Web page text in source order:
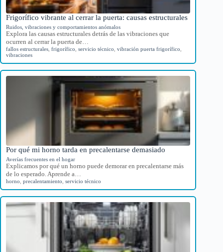
Frigorífico vibrante al cerrar la puerta: causas estructurales
Ruidos, vibraciones y comportamientos anómalos
Explora las causas estructurales detrás de las vibraciones que
ocurren al cerrar la puerta de…
fallos estructurales frigorífico servicio técnico vibración puerta frigorífico
vibraciones
Por qué mi horno tarda en precalentarse demasiado
Averías frecuentes en el hogar
Explicamos por qué un horno puede demorar en precalentarse más
de lo esperado. Aprende a…
horno precalentamiento servicio técnico